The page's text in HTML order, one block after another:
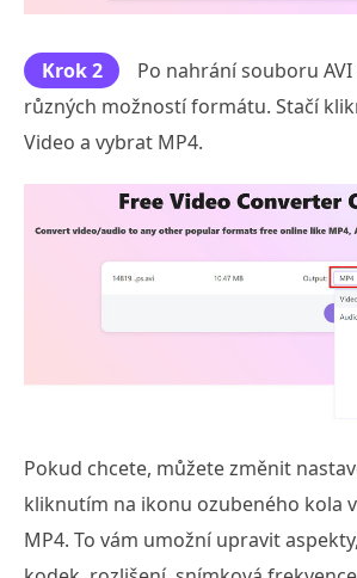
Krok 2
Po nahrání souboru
různých možností formátu. Stačí
Video a vybrat MP4.
Pokud chcete, můžete změnit
kliknutím na ikonu ozubeného kola
MP4. To vám umožní upravit